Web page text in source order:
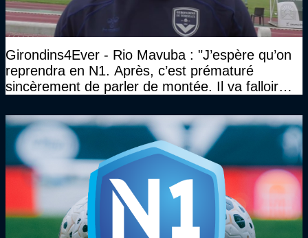
Girondins4Ever - Rio Mavuba : "J’espère qu’on
reprendra en N1. Après, c’est prématuré
sincèrement de parler de montée. Il va falloir